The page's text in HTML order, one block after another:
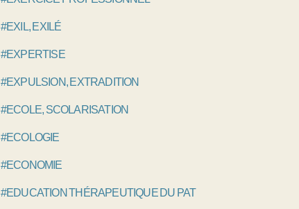
#EXIL, EXILÉ
#EXPERTISE
#EXPULSION, EXTRADITION
#ECOLE, SCOLARISATION
#ECOLOGIE
#ECONOMIE
#EDUCATION THÉRAPEUTIQUE DU PATIENT, ETP